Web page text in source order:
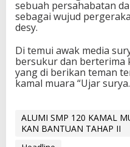
sebuah persahabatan
sebagai wujud
desy.
Di temui awak media
bersukur dan berterima
yang di berikan teman
kamal muara “Ujar surya.
ALUMI SMP 120 KAMAL
KAN BANTUAN TAHAP II